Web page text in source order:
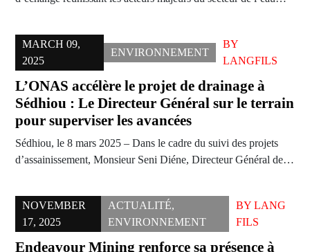
MARCH 09,
2025
ENVIRONNEMENT
BY
LANGFILS
L’ONAS accélère le projet de drainage à
Sédhiou : Le Directeur Général sur le terrain
pour superviser les avancées
Sédhiou, le 8 mars 2025 – Dans le cadre du suivi des projets
d’assainissement, Monsieur Seni Diéne, Directeur Général de…
NOVEMBER
17, 2025
ACTUALITÉ,
ENVIRONNEMENT
BYLANG
FILS
Endeavour Mining renforce sa présence à